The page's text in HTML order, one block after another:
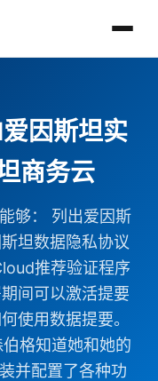
因斯坦实
商务云
够： 列出爱因斯
坦数据隐私协议
推荐验证程序
间可以激活提要
使用数据提要。
格知道她和她的
并配置了各种功